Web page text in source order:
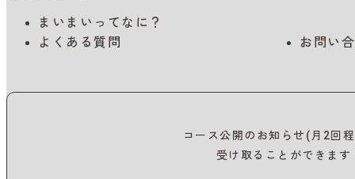
まいまいってなに？
よくある質問
お問い
コース公開のお知らせ(月2回
受け取ることができます